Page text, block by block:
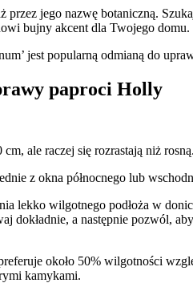
przez jego nazwę botaniczną.
bujny akcent dla Twojego domu.
jest popularną odmianą do
paproci Holly
ale raczej się rozrastają niż rosną.
z okna północnego lub
lekko wilgotnego podłoża w
dokładnie, a następnie pozwól,
około 50% wilgotności
kamykami.